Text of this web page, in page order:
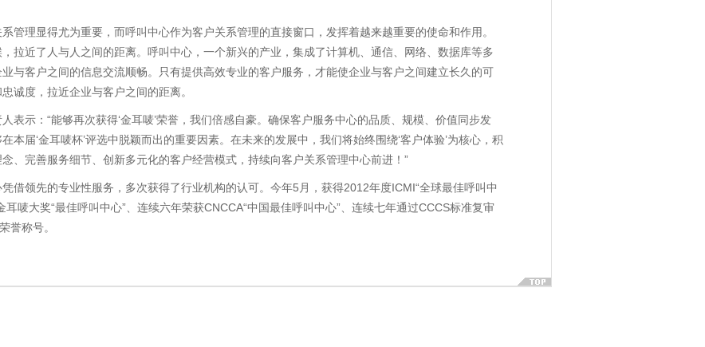
管理显得尤为重要，而呼叫中心作为客户关系管理的直接窗口，发挥着越来越重要的使命和作用。
拉近了人与人之间的距离。呼叫中心，一个新兴的产业，集成了计算机、通信、网络、数据库等多
与客户之间的信息交流顺畅。只有提供高效专业的客户服务，才能使企业与客户之间建立长久的可
诚度，拉近企业与客户之间的距离。
表示：“能够再次获得‘金耳唛’荣誉，我们倍感自豪。确保客户服务中心的品质、规模、价值同步发
本届‘金耳唛杯’评选中脱颖而出的重要因素。在未来的发展中，我们将始终围绕‘客户体验’为核心，积
、完善服务细节、创新多元化的客户经营模式，持续向客户关系管理中心前进！”
借领先的专业性服务，多次获得了行业机构的认可。今年5月，获得2012年度ICMI“全球最佳呼叫中
唛大奖“最佳呼叫中心”、连续六年荣获CNCCA“中国最佳呼叫中心”、连续七年通过CCCS标准复审
誉称号。